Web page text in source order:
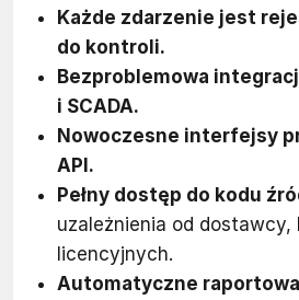
Każde zdarzenie jest
do kontroli.
Bezproblemowa
i SCADA.
Nowoczesne interfejsy
API.
Pełny dostęp do kodu
uzależnienia od dostawcy,
licencyjnych.
Automatyczne